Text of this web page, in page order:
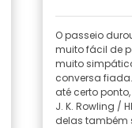
menos
O passeio
muito fácil de
muito
conversa
até certo
J. K. Rowling /
delas também